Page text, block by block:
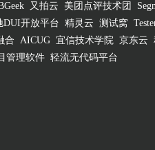
又拍云 美团点评技术团
DUI开放平台 精灵云 测试窝
合 AICUG 宜信技术学院 京东云
管理软件 轻流无代码平台